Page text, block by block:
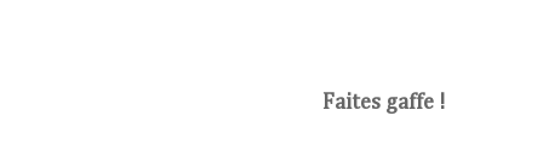
Faites gaffe !